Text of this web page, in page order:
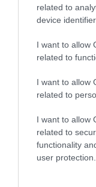
related to
device
I want to allow
related to
I want to allow
related to
I want to allow
related to
functionality
user protection.